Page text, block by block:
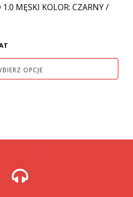
1.0 MĘSKI KOLOR: CZARNY /
OPCJE